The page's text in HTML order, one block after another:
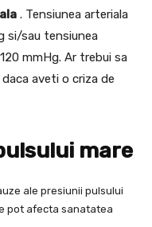
. Tensiunea arteriala
si/sau tensiunea
mmHg. Ar trebui sa
aveti o criza de
mare
ale presiunii pulsului
pot afecta sanatatea